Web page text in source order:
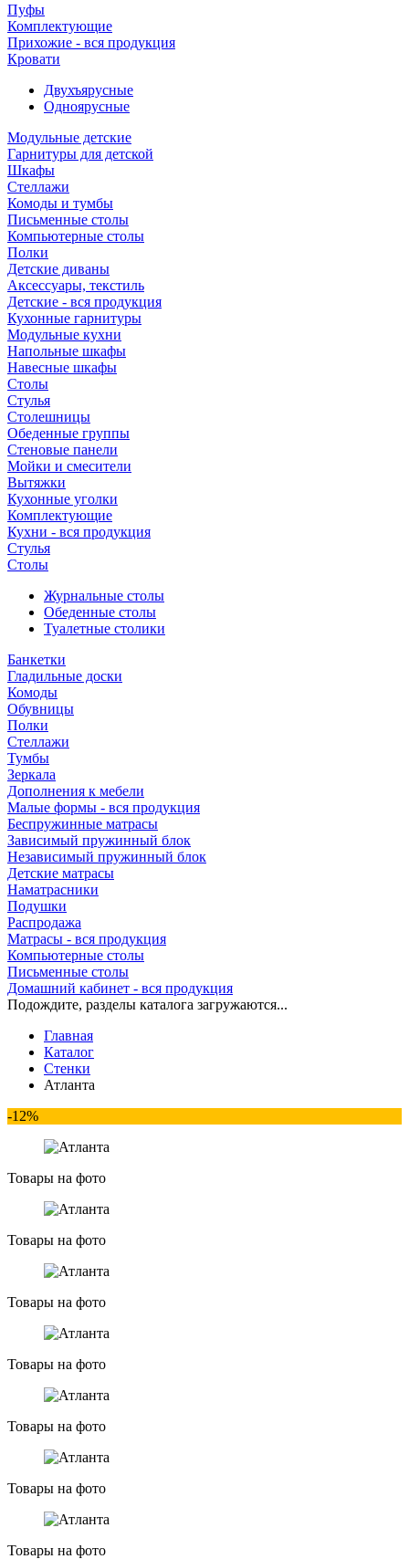
Пуфы
Комплектующие
Прихожие - вся продукция
Кровати
Двухъярусные
Одноярусные
Модульные детские
Гарнитуры для детской
Шкафы
Стеллажи
Комоды и тумбы
Письменные столы
Компьютерные столы
Полки
Детские диваны
Аксессуары, текстиль
Детские - вся продукция
Кухонные гарнитуры
Модульные кухни
Напольные шкафы
Навесные шкафы
Столы
Стулья
Столешницы
Обеденные группы
Стеновые панели
Мойки и смесители
Вытяжки
Кухонные уголки
Комплектующие
Кухни - вся продукция
Стулья
Столы
Журнальные столы
Обеденные столы
Туалетные столики
Банкетки
Гладильные доски
Комоды
Обувницы
Полки
Стеллажи
Тумбы
Зеркала
Дополнения к мебели
Малые формы - вся продукция
Беспружинные матрасы
Зависимый пружинный блок
Независимый пружинный блок
Детские матрасы
Наматрасники
Подушки
Распродажа
Матрасы - вся продукция
Компьютерные столы
Письменные столы
Домашний кабинет - вся продукция
Подождите, разделы каталога загружаются...
Главная
Каталог
Стенки
Атланта
-12%
Товары на фото
Товары на фото
Товары на фото
Товары на фото
Товары на фото
Товары на фото
Товары на фото